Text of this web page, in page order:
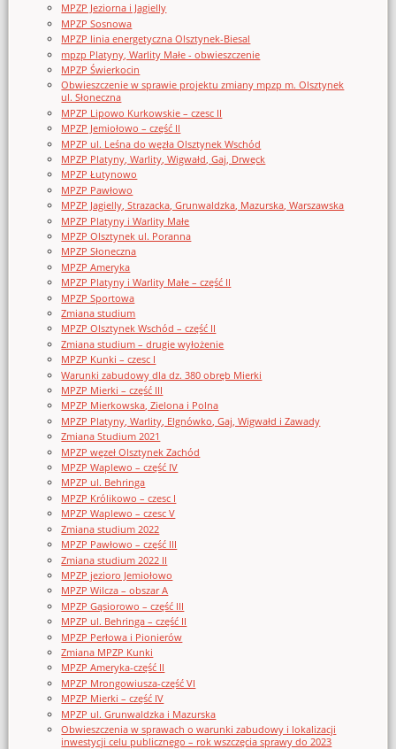
MPZP Jeziorna i Jagielly
MPZP Sosnowa
MPZP linia energetyczna Olsztynek-Biesal
mpzp Platyny, Warlity Małe - obwieszczenie
MPZP Świerkocin
Obwieszczenie w sprawie projektu zmiany mpzp m. Olsztynek
ul. Słoneczna
MPZP Lipowo Kurkowskie – czesc II
MPZP Jemiołowo – część II
MPZP ul. Leśna do węzła Olsztynek Wschód
MPZP Platyny, Warlity, Wigwałd, Gaj, Drwęck
MPZP Łutynowo
MPZP Pawłowo
MPZP Jagielly, Strazacka, Grunwaldzka, Mazurska, Warszawska
MPZP Platyny i Warlity Małe
MPZP Olsztynek ul. Poranna
MPZP Słoneczna
MPZP Ameryka
MPZP Platyny i Warlity Małe – część II
MPZP Sportowa
Zmiana studium
MPZP Olsztynek Wschód – część II
Zmiana studium – drugie wyłożenie
MPZP Kunki – czesc I
Warunki zabudowy dla dz. 380 obręb Mierki
MPZP Mierki – część III
MPZP Mierkowska, Zielona i Polna
MPZP Platyny, Warlity, Elgnówko, Gaj, Wigwałd i Zawady
Zmiana Studium 2021
MPZP węzeł Olsztynek Zachód
MPZP Waplewo – część IV
MPZP ul. Behringa
MPZP Królikowo – czesc I
MPZP Waplewo – czesc V
Zmiana studium 2022
MPZP Pawłowo – część III
Zmiana studium 2022 II
MPZP jezioro Jemiołowo
MPZP Wilcza – obszar A
MPZP Gąsiorowo – część III
MPZP ul. Behringa – część II
MPZP Perłowa i Pionierów
Zmiana MPZP Kunki
MPZP Ameryka-część II
MPZP Mrongowiusza-część VI
MPZP Mierki – część IV
MPZP ul. Grunwaldzka i Mazurska
Obwieszczenia w sprawach o warunki zabudowy i lokalizacji
inwestycji celu publicznego – rok wszczęcia sprawy do 2023